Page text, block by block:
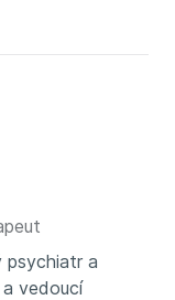
Talentmania.
psychiatr a
vedoucí